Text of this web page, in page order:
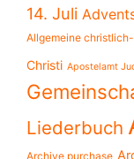
14. Juli
Allgemeine
Christi Apostelamt
Liederbuch
Archive purchase